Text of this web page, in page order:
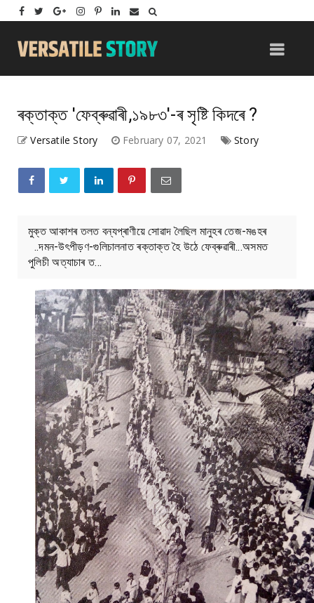
ৰক্তাক্ত 'ফেব্ৰুৱাৰী,১৯৮৩'-ৰ সৃষ্টি কিদৰে ?
Versatile Story February 07, 2021 Story
মুক্ত আকাশৰ তলত বন্যপ্ৰাণীয়ে সোৱাদ লৈছিল মানুহৰ তেজ-মঙহৰ
..দমন-উৎপীড়ণ-গুলিচালনাত ৰক্তাক্ত হৈ উঠে ফেব্ৰুৱাৰী...অসমত
পুলিচী অত্যাচাৰ ত...